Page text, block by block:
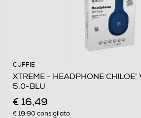
CUFFIE
XTREME - HEADPHONE CHILOE'
5.0-BLU
€ 16,49
€ 19,90consigliato